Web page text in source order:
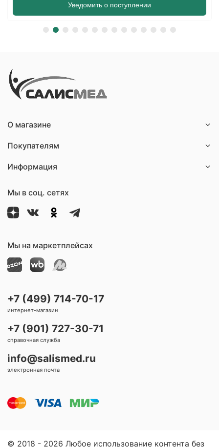
Уведомить о поступлении
О магазине
Покупателям
Информация
Мы в соц. сетях
Мы на маркетплейсах
+7 (499) 714-70-17
интернет-магазин
+7 (901) 727-30-71
справочная служба
info@salismed.ru
электронная почта
© 2018 - 2026 Любое использование контента без